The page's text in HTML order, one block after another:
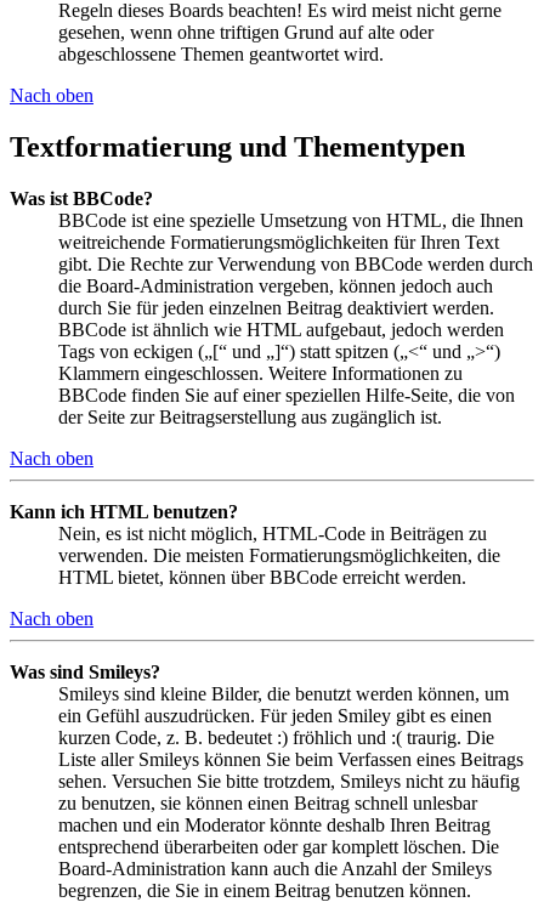
Regeln dieses Boards beachten! Es wird meist nicht gerne
gesehen, wenn ohne triftigen Grund auf alte oder
abgeschlossene Themen geantwortet wird.
Nach oben
Textformatierung und Thementypen
Was ist BBCode?
BBCode ist eine spezielle Umsetzung von HTML, die Ihnen
weitreichende Formatierungsmöglichkeiten für Ihren Text
gibt. Die Rechte zur Verwendung von BBCode werden durch
die Board-Administration vergeben, können jedoch auch
durch Sie für jeden einzelnen Beitrag deaktiviert werden.
BBCode ist ähnlich wie HTML aufgebaut, jedoch werden
Tags von eckigen („[“ und „]“) statt spitzen („<“ und „>“)
Klammern eingeschlossen. Weitere Informationen zu
BBCode finden Sie auf einer speziellen Hilfe-Seite, die von
der Seite zur Beitragserstellung aus zugänglich ist.
Nach oben
Kann ich HTML benutzen?
Nein, es ist nicht möglich, HTML-Code in Beiträgen zu
verwenden. Die meisten Formatierungsmöglichkeiten, die
HTML bietet, können über BBCode erreicht werden.
Nach oben
Was sind Smileys?
Smileys sind kleine Bilder, die benutzt werden können, um
ein Gefühl auszudrücken. Für jeden Smiley gibt es einen
kurzen Code, z. B. bedeutet :) fröhlich und :( traurig. Die
Liste aller Smileys können Sie beim Verfassen eines Beitrags
sehen. Versuchen Sie bitte trotzdem, Smileys nicht zu häufig
zu benutzen, sie können einen Beitrag schnell unlesbar
machen und ein Moderator könnte deshalb Ihren Beitrag
entsprechend überarbeiten oder gar komplett löschen. Die
Board-Administration kann auch die Anzahl der Smileys
begrenzen, die Sie in einem Beitrag benutzen können.